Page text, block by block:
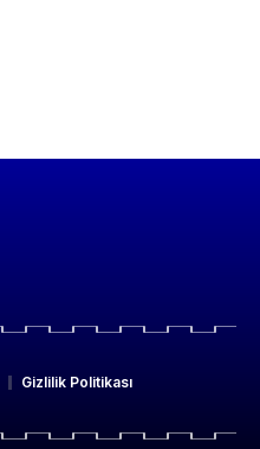
Gizlilik Politikası